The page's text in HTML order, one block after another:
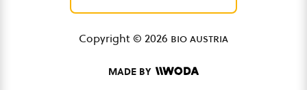
Copyright © 2026 bio austria
MADE BY